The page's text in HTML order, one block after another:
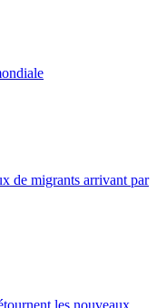
de migrants arrivant par
les nouveaux